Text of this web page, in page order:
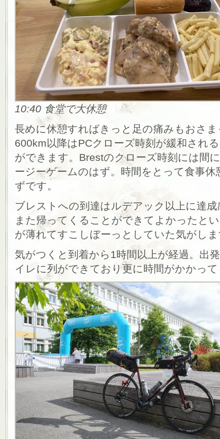
10:40 食堂で大休憩
長めに休憩すればきっと足の痛みもおさ
600km以降はPCクローズ時刻が緩和され
ができます。Brestのクローズ時刻には間
ージーゲームのはず。時間をとって食事
ずです。
ブレストへの到達はルデアック以上に達
また帰ってくることができてよかったと
が薄れてすこしぼーっとしていた気がし
気がつくと到着から1時間以上が経過。出
イレに列ができており更に時間がかかっ